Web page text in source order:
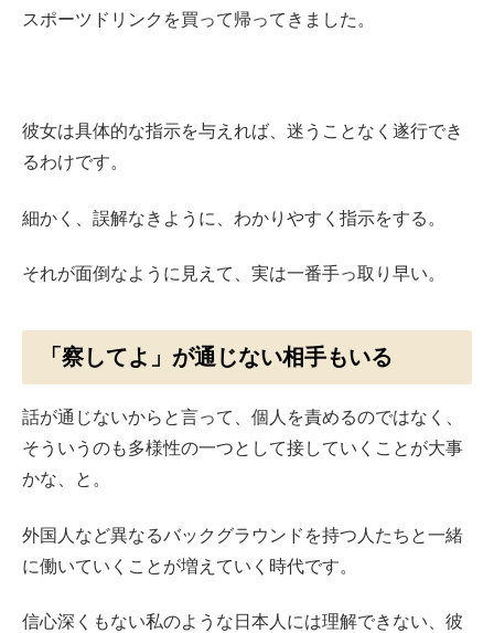
スポーツドリンクを買って帰ってきました。
彼女は具体的な指示を与えれば、迷うことなく遂行でき
るわけです。
細かく、誤解なきように、わかりやすく指示をする。
それが面倒なように見えて、実は一番手っ取り早い。
「察してよ」が通じない相手もいる
話が通じないからと言って、個人を責めるのではなく、
そういうのも多様性の一つとして接していくことが大事
かな、と。
外国人など異なるバックグラウンドを持つ人たちと一緒
に働いていくことが増えていく時代です。
信心深くもない私のような日本人には理解できない、彼